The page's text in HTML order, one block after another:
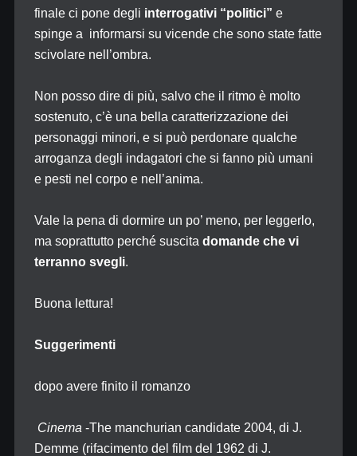
finale ci pone degli interrogativi “politici” e
spinge a informarsi su vicende che sono state fatte
scivolare nell’ombra.
Non posso dire di più, salvo che il ritmo è molto
sostenuto, c’è una bella caratterizzazione dei
personaggi minori, e si può perdonare qualche
arroganza degli indagatori che si fanno più umani
e pesti nel corpo e nell’anima.
Vale la pena di dormire un po’ meno, per leggerlo,
ma soprattutto perché suscita domande che vi
terranno svegli.
Buona lettura!
Suggerimenti
dopo avere finito il romanzo
Cinema -The manchurian candidate 2004, di J.
Demme (rifacimento del film del 1962 di J.